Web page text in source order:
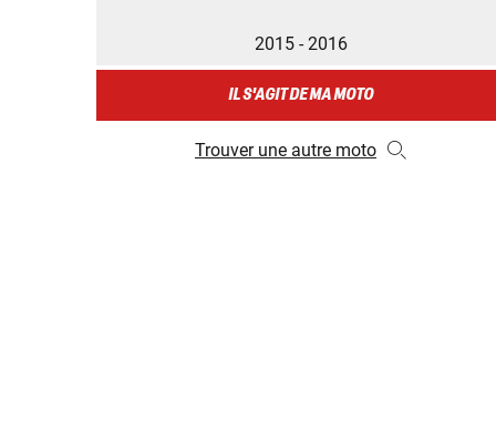
2015 - 2016
IL S'AGIT DE MA MOTO
Trouver une autre moto